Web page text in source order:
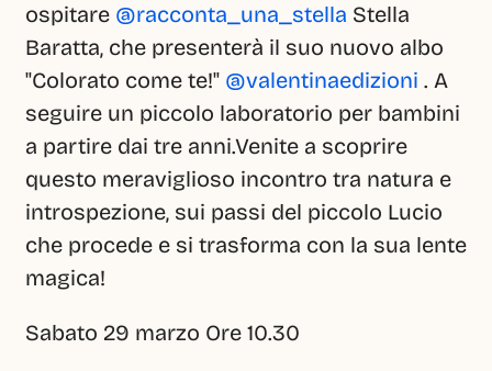
ospitare @racconta_una_stella Stella
Baratta, che presenterà il suo nuovo albo
"Colorato come te!" @valentinaedizioni . A
seguire un piccolo laboratorio per bambini
a partire dai tre anni.Venite a scoprire
questo meraviglioso incontro tra natura e
introspezione, sui passi del piccolo Lucio
che procede e si trasforma con la sua lente
magica!
Sabato 29 marzo Ore 10.30